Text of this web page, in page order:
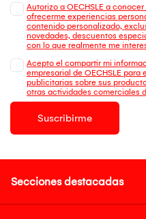
Autorizo a OECHSLE a
ofrecerme experiencias
contenido personalizado,
novedades, descuentos
con lo que realmente me
Acepto el compartir mi
empresarial de OECHSLE
publicitarias sobre sus
otras actividades comerciales
Suscribirme
Secciones destacadas